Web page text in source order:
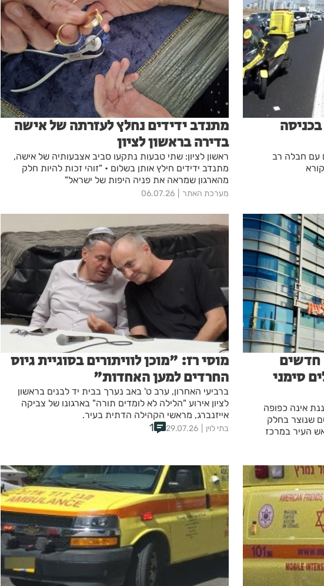
החולים עם חבלה רב
מתנדב ידידים נחלץ לעזרתה של אישה
בדירה בראשון לציון
ראשון לציון: שתי טבעות נתקעו סביב אצבעותיה של אישה,
מתנדב ידידים חילץ אותן בשלום • "זוהי זכות להיות חלק
מהארגון שמראה את פניה היפות של ישראל"
מערכת האתר 06.07.26
חדשים
סימני
אינה כפופה
שנוצר בחלק
העיר במרכז
מוסי רז: "מוכן לוויתורים בסוגיית גיוס
החרדים למען האחדות"
ברביעי האחרון, ערב ט' באב נערך בבית יד לבנים בראשון
לציון אירוע "הלילה לא לומדים תורה" בארגונו של צביקה
אייזנברג, מראשי הקהילה הדתית בעיר.
בתי לוין 29.07.26
1